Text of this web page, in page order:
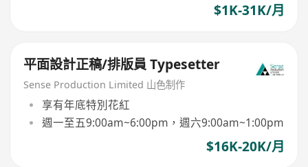
$1K-31K/月
平面設計正稿/排版員 Typesetter
Sense Production Limited 山色制作
享有年底特別花紅
週一至五9:00am~6:00pm，週六9:00am~1:00pm
$16K-20K/月